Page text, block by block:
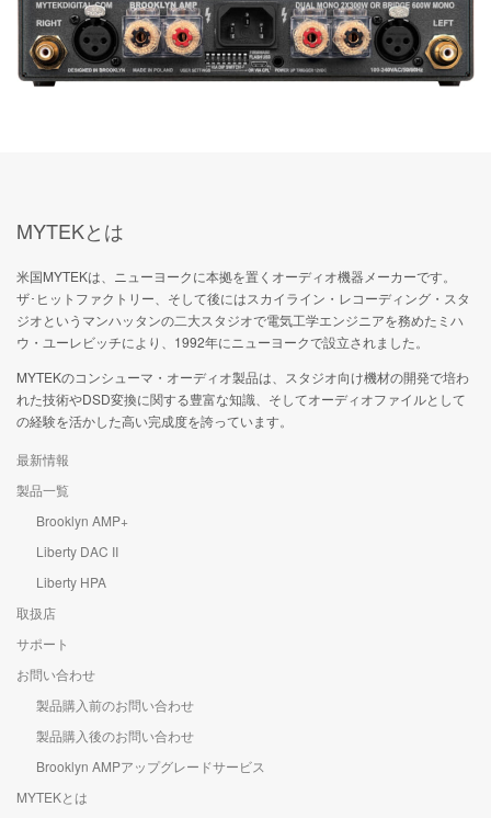
MYTEKとは
米国MYTEKは、ニューヨークに本拠を置くオーディオ機器メーカーです。
ザ･ヒットファクトリー、そして後にはスカイライン・レコーディング・スタ
ジオというマンハッタンの二大スタジオで電気工学エンジニアを務めたミハ
ウ・ユーレビッチにより、1992年にニューヨークで設立されました。
MYTEKのコンシューマ・オーディオ製品は、スタジオ向け機材の開発で培わ
れた技術やDSD変換に関する豊富な知識、そしてオーディオファイルとして
の経験を活かした高い完成度を誇っています。
最新情報
製品一覧
Brooklyn AMP+
Liberty DAC II
Liberty HPA
取扱店
サポート
お問い合わせ
製品購入前のお問い合わせ
製品購入後のお問い合わせ
Brooklyn AMPアップグレードサービス
MYTEKとは